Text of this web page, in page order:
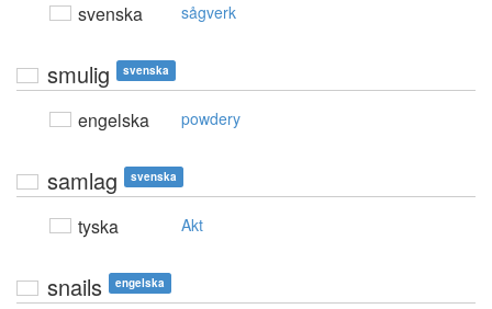
svenska sågverk
smulig svenska
engelska powdery
samlag svenska
tyska Akt
snails engelska